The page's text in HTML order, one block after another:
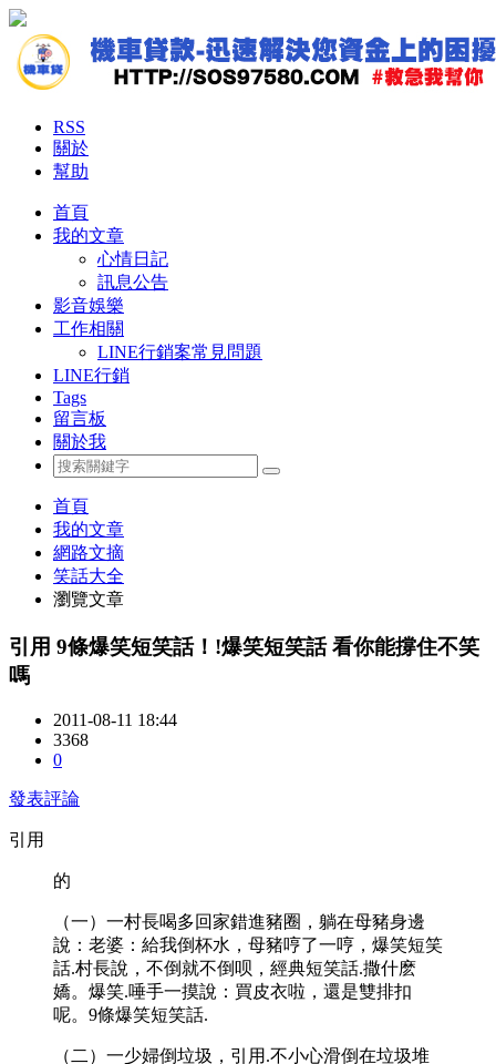
RSS
關於
幫助
首頁
我的文章
心情日記
訊息公告
影音娛樂
工作相關
LINE行銷案常見問題
LINE行銷
Tags
留言板
關於我
首頁
我的文章
網路文摘
笑話大全
瀏覽文章
引用 9條爆笑短笑話！!爆笑短笑話 看你能撐住不笑
嗎
2011-08-11 18:44
3368
0
發表評論
引用
的
（一）一村長喝多回家錯進豬圈，躺在母豬身邊
說：老婆：給我倒杯水，母豬哼了一哼，爆笑短笑
話.村長說，不倒就不倒呗，經典短笑話.撒什麽
嬌。爆笑.唾手一摸說：買皮衣啦，還是雙排扣
呢。9條爆笑短笑話.
（二）一少婦倒垃圾，引用.不小心滑倒在垃圾堆